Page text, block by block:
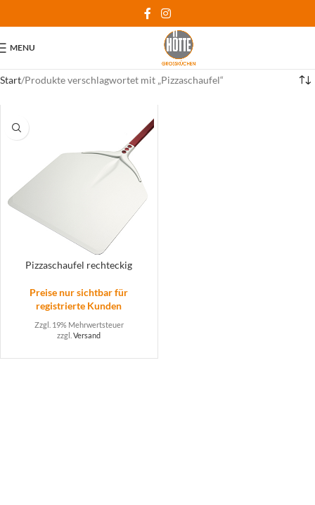
MENU
Start Produkte verschlagwortet mit „Pizzaschaufel“
Pizzaschaufel rechteckig
Preise nur sichtbar für
registrierte Kunden
Zzgl. 19% Mehrwertsteuer
zzgl.Versand